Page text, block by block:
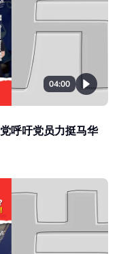
04:00
呼吁党员力挺马华